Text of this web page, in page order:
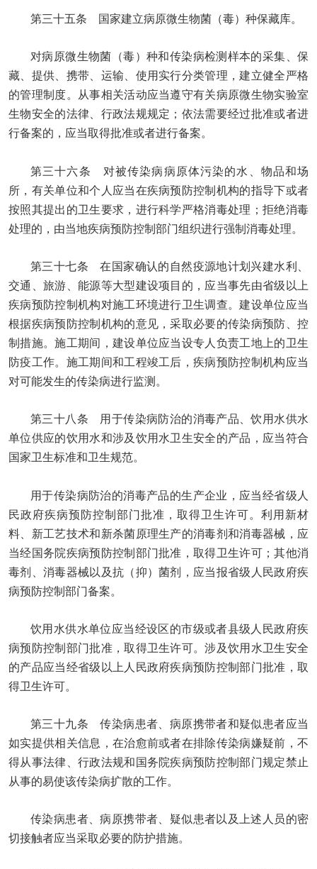
第三十五条 国家建立病原微生物菌（毒）种保藏库。
对病原微生物菌（毒）种和传染病检测样本的采集、保
藏、提供、携带、运输、使用实行分类管理，建立健全严格
的管理制度。从事相关活动应当遵守有关病原微生物实验室
生物安全的法律、行政法规规定；依法需要经过批准或者进
行备案的，应当取得批准或者进行备案。
第三十六条 对被传染病病原体污染的水、物品和场
所，有关单位和个人应当在疾病预防控制机构的指导下或者
按照其提出的卫生要求，进行科学严格消毒处理；拒绝消毒
处理的，由当地疾病预防控制部门组织进行强制消毒处理。
第三十七条 在国家确认的自然疫源地计划兴建水利、
交通、旅游、能源等大型建设项目的，应当事先由省级以上
疾病预防控制机构对施工环境进行卫生调查。建设单位应当
根据疾病预防控制机构的意见，采取必要的传染病预防、控
制措施。施工期间，建设单位应当设专人负责工地上的卫生
防疫工作。施工期间和工程竣工后，疾病预防控制机构应当
对可能发生的传染病进行监测。
第三十八条 用于传染病防治的消毒产品、饮用水供水
单位供应的饮用水和涉及饮用水卫生安全的产品，应当符合
国家卫生标准和卫生规范。
用于传染病防治的消毒产品的生产企业，应当经省级人
民政府疾病预防控制部门批准，取得卫生许可。利用新材
料、新工艺技术和新杀菌原理生产的消毒剂和消毒器械，应
当经国务院疾病预防控制部门批准，取得卫生许可；其他消
毒剂、消毒器械以及抗（抑）菌剂，应当报省级人民政府疾
病预防控制部门备案。
饮用水供水单位应当经设区的市级或者县级人民政府疾
病预防控制部门批准，取得卫生许可。涉及饮用水卫生安全
的产品应当经省级以上人民政府疾病预防控制部门批准，取
得卫生许可。
第三十九条 传染病患者、病原携带者和疑似患者应当
如实提供相关信息，在治愈前或者在排除传染病嫌疑前，不
得从事法律、行政法规和国务院疾病预防控制部门规定禁止
从事的易使该传染病扩散的工作。
传染病患者、病原携带者、疑似患者以及上述人员的密
切接触者应当采取必要的防护措施。